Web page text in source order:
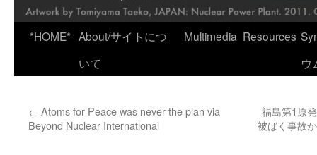
*HOME* About/サイトにつ
いて
Multimedia Resources
ウ
← Atoms for Peace was never the plan via
Beyond Nuclear International
福島第1原
被ばく事故